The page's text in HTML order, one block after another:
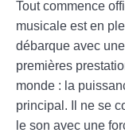
Tout commence
musicale est en
débarque avec
premières
monde : la
principal. Il ne se
le son avec une